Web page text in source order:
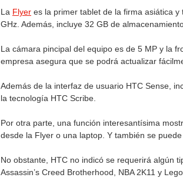
La Flyer es la primer tablet de la firma asiática
GHz. Además, incluye 32 GB de
La cámara pincipal del equipo es de 5 MP y la
empresa asegura que se podrá actualizar
Además de la interfaz de usuario HTC Sense,
la tecnología HTC Scribe.
Por otra parte, una función interesantísima
desde la Flyer o una laptop. Y también se
No obstante, HTC no indicó se requerirá algún
Assassin’s Creed Brotherhood, NBA 2K11 y